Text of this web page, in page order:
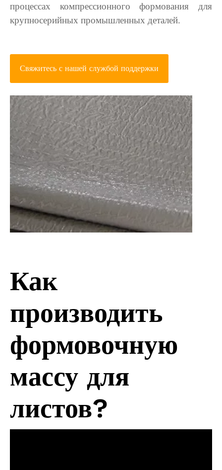
процессах компрессионного формования для
крупносерийных промышленных деталей.
Свяжитесь с нашей службой поддержки
Как
производить
формовочную
массу для
листов?